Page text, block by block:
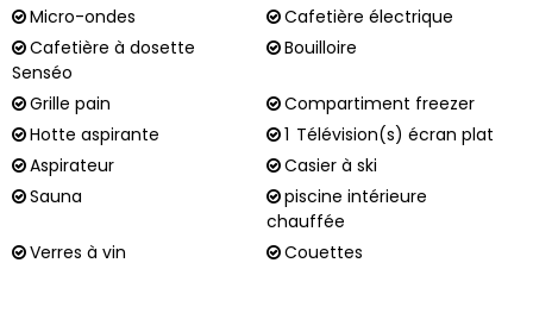
Micro-ondes
Cafetière électrique
Cafetière à dosette
Senséo
Bouilloire
Grille pain
Compartiment freezer
Hotte aspirante
1 Télévision(s) écran plat
Aspirateur
Casier à ski
Sauna
piscine intérieure
chauffée
Verres à vin
Couettes